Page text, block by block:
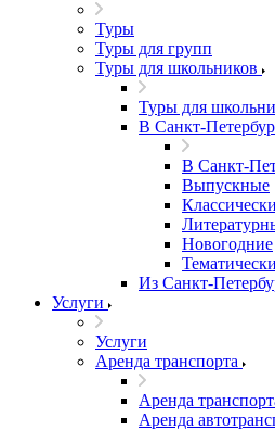
Туры
Туры для групп
Туры для школьников
Туры для
В Санкт-
В Санкт-
Выпускные
Новогодние
Из Санкт-
Услуги
Услуги
Аренда транспорта
Аренда
Аренда